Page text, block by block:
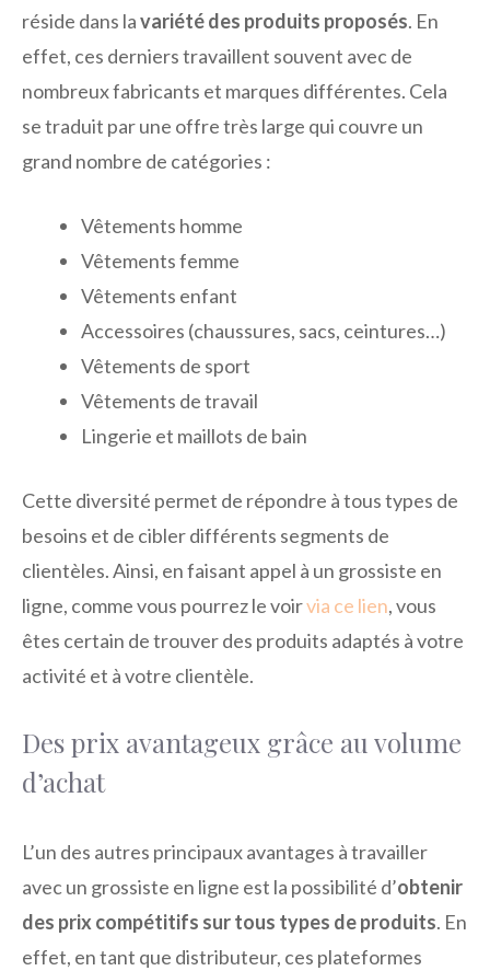
réside dans lavariété des produits proposés. En
effet, ces derniers travaillent souvent avec de
nombreux fabricants et marques différentes. Cela
se traduit par une offre très large qui couvre un
grand nombre de catégories :
Vêtements homme
Vêtements femme
Vêtements enfant
Accessoires (chaussures, sacs, ceintures…)
Vêtements de sport
Vêtements de travail
Lingerie et maillots de bain
Cette diversité permet de répondre à tous types de
besoins et de cibler différents segments de
clientèles. Ainsi, en faisant appel à un grossiste en
ligne, comme vous pourrez le voirvia ce lien, vous
êtes certain de trouver des produits adaptés à votre
activité et à votre clientèle.
Des prix avantageux grâce au volume
d’achat
L’un des autres principaux avantages à travailler
avec un grossiste en ligne est la possibilité d’obtenir
des prix compétitifs sur tous types de produits. En
effet, en tant que distributeur, ces plateformes